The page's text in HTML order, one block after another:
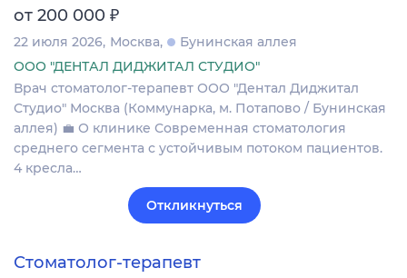
от 200 000 ₽
22 июля 2026 Москва
Бунинская аллея
ООО "ДЕНТАЛ ДИДЖИТАЛ СТУДИО"
Врач стоматолог-терапевт ООО "Дентал Диджитал
Студио" Москва (Коммунарка, м. Потапово / Бунинская
аллея) 💼 О клинике Современная стоматология
среднего сегмента с устойчивым потоком пациентов.
4 кресла…
Откликнуться
Стоматолог-терапевт